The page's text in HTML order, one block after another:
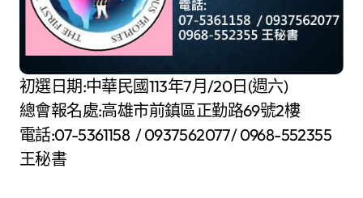
初選日期:中華民國113年7月/20日(週六)
總會報名處:高雄市前鎮區正勤路69號2樓
電話:07-5361158 / 0937562077/ 0968-552355
王秘書